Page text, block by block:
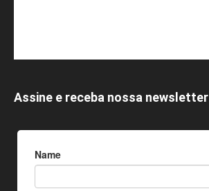
Assine e receba nossa newsletter